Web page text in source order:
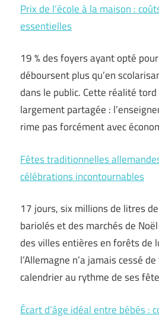
Prix de l’école à la maison :
essentielles
19 % des foyers ayant opté
déboursent plus qu’en
dans le public. Cette réalité
largement partagée :
rime pas forcément avec
Fêtes traditionnelles
célébrations incontournables
17 jours, six millions de litres
bariolés et des marchés de
des villes entières en forêts de
l’Allemagne n’a jamais cessé
calendrier au rythme de ses
Écart d’âge idéal entre bébés :